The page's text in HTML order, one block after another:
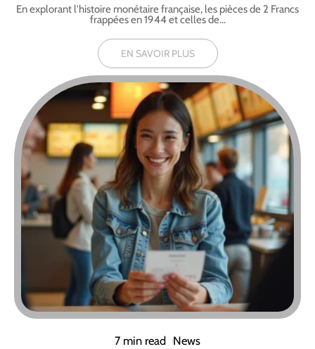
En explorant l'histoire monétaire française, les pièces de 2 Francs
frappées en 1944 et celles de…
EN SAVOIR PLUS
7 min read News